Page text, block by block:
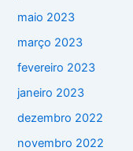
maio 2023
março 2023
fevereiro 2023
janeiro 2023
dezembro 2022
novembro 2022